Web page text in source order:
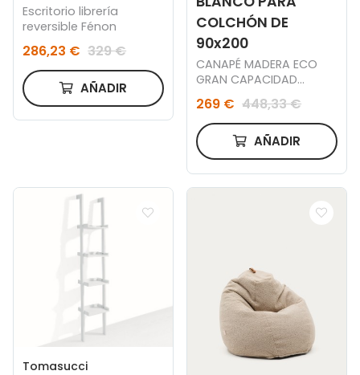
Escritorio librería
reversible Fénon
286,23 € 329 €
AÑADIR
COLCHÓN DE
90x200
CANAPÉ MADERA ECO
GRAN CAPACIDAD
BLANCO PARA COLCHÓN
DE 90x200
269 € 448,33 €
AÑADIR
Tomasucci